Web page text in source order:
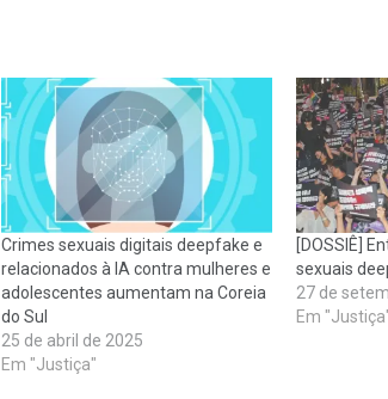
Crimes sexuais digitais deepfake e
relacionados à IA contra mulheres e
adolescentes aumentam na Coreia
do Sul
25 de abril de 2025
Em "Justiça"
[DOSSIÊ]
sexuais
27 de
Em